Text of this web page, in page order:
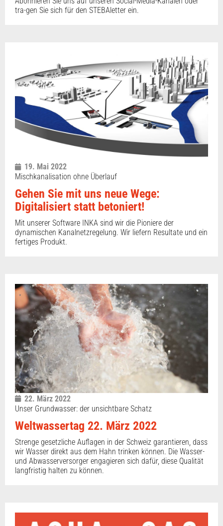
tra-gen Sie sich für den STEBAletter ein.
19. Mai 2022
Mischkanalisation ohne Überlauf
Gehen Sie mit uns neue Wege:
Digitalisiert statt betoniert!
Mit unserer Software INKA sind wir die Pioniere der
dynamischen Kanalnetzregelung. Wir liefern Resultate und ein
fertiges Produkt.
22. März 2022
Unser Grundwasser: der unsichtbare Schatz
Weltwassertag 22. März 2022
Strenge gesetzliche Auflagen in der Schweiz garantieren, dass
wir Wasser direkt aus dem Hahn trinken können. Die Wasser-
und Abwasserversorger engagieren sich dafür, diese Qualität
langfristig halten zu können.